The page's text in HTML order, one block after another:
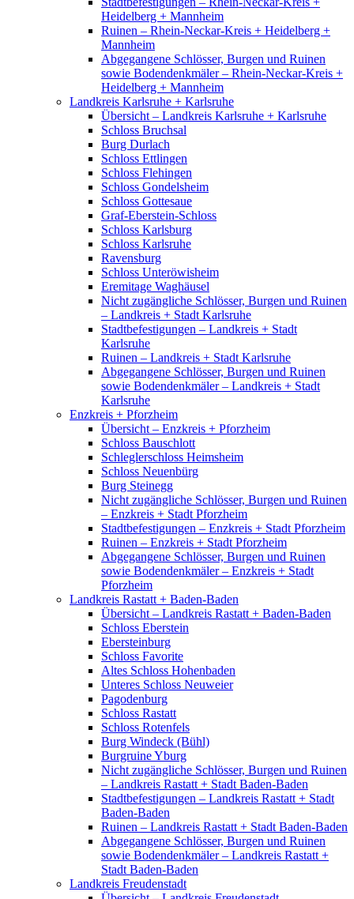
Heidelberg + Mannheim
Ruinen – Rhein-Neckar-Kreis + Heidelberg +
Mannheim
Abgegangene Schlösser, Burgen und Ruinen
sowie Bodendenkmäler – Rhein-Neckar-Kreis +
Heidelberg + Mannheim
Landkreis Karlsruhe + Karlsruhe
Übersicht – Landkreis Karlsruhe + Karlsruhe
Schloss Bruchsal
Burg Durlach
Schloss Ettlingen
Schloss Flehingen
Schloss Gondelsheim
Schloss Gottesaue
Graf-Eberstein-Schloss
Schloss Karlsburg
Schloss Karlsruhe
Ravensburg
Schloss Unteröwisheim
Eremitage Waghäusel
Nicht zugängliche Schlösser, Burgen und Ruinen
– Landkreis + Stadt Karlsruhe
Stadtbefestigungen – Landkreis + Stadt
Karlsruhe
Ruinen – Landkreis + Stadt Karlsruhe
Abgegangene Schlösser, Burgen und Ruinen
sowie Bodendenkmäler – Landkreis + Stadt
Karlsruhe
Enzkreis + Pforzheim
Übersicht – Enzkreis + Pforzheim
Schloss Bauschlott
Schleglerschloss Heimsheim
Schloss Neuenbürg
Burg Steinegg
Nicht zugängliche Schlösser, Burgen und Ruinen
– Enzkreis + Stadt Pforzheim
Stadtbefestigungen – Enzkreis + Stadt Pforzheim
Ruinen – Enzkreis + Stadt Pforzheim
Abgegangene Schlösser, Burgen und Ruinen
sowie Bodendenkmäler – Enzkreis + Stadt
Pforzheim
Landkreis Rastatt + Baden-Baden
Übersicht – Landkreis Rastatt + Baden-Baden
Schloss Eberstein
Ebersteinburg
Schloss Favorite
Altes Schloss Hohenbaden
Unteres Schloss Neuweier
Pagodenburg
Schloss Rastatt
Schloss Rotenfels
Burg Windeck (Bühl)
Burgruine Yburg
Nicht zugängliche Schlösser, Burgen und Ruinen
– Landkreis Rastatt + Stadt Baden-Baden
Stadtbefestigungen – Landkreis Rastatt + Stadt
Baden-Baden
Ruinen – Landkreis Rastatt + Stadt Baden-Baden
Abgegangene Schlösser, Burgen und Ruinen
sowie Bodendenkmäler – Landkreis Rastatt +
Stadt Baden-Baden
Landkreis Freudenstadt